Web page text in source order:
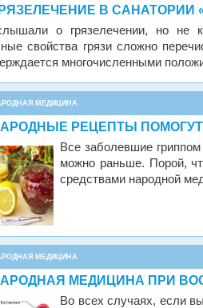
В САНАТОРИИ
о грязелечении, но не
свойства грязи сложно
многочисленными
МЕДИЦИНА
РЕЦЕПТЫ
Все заболевшие
можно раньше. Порой,
средствами народной
МЕДИЦИНА
МЕДИЦИНА ПРИ
Во всех случаях, если